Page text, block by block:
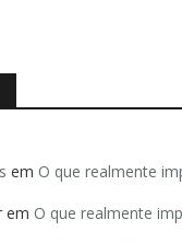
em O que realmente
em O que realmente